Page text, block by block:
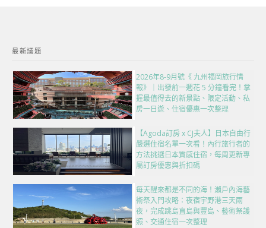
最新議題
2026年8-9月號《 九州福岡旅行情
報》｜出發前一週花 5 分鐘看完！掌
握最值得去的新景點、限定活動、私
房一日遊、住宿優惠一次整理
【Agoda訂房 x CJ夫人】日本自由行
嚴選住宿名單一次看！內行旅行者的
方法挑選日本質感住宿，每周更新專
屬訂房優惠與折扣碼
每天醒來都是不同的海！瀨戶內海藝
術祭入門攻略：夜宿宇野港三天兩
夜，完成跳島直島與豐島、藝術祭護
照、交通住宿一次整理